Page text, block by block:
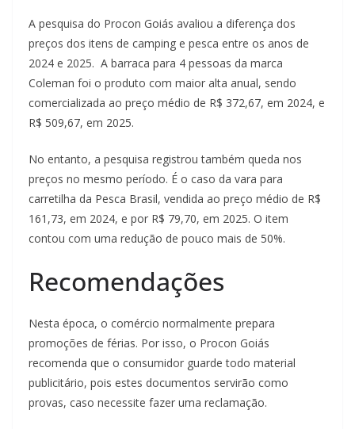
A pesquisa do Procon Goiás avaliou a diferença dos
preços dos itens de camping e pesca entre os anos de
2024 e 2025. A barraca para 4 pessoas da marca
Coleman foi o produto com maior alta anual, sendo
comercializada ao preço médio de R$ 372,67, em 2024, e
R$ 509,67, em 2025.
No entanto, a pesquisa registrou também queda nos
preços no mesmo período. É o caso da vara para
carretilha da Pesca Brasil, vendida ao preço médio de R$
161,73, em 2024, e por R$ 79,70, em 2025. O item
contou com uma redução de pouco mais de 50%.
Recomendações
Nesta época, o comércio normalmente prepara
promoções de férias. Por isso, o Procon Goiás
recomenda que o consumidor guarde todo material
publicitário, pois estes documentos servirão como
provas, caso necessite fazer uma reclamação.